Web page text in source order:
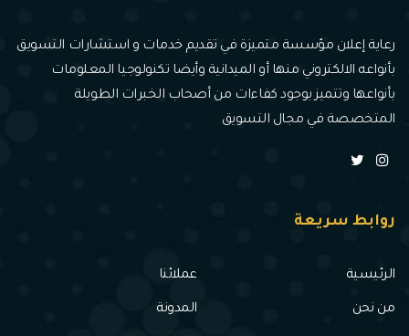
رعاية إعلان مؤسسة متميزة في تقديم خدمات و استشارات التسويق
بأنواعه الالكتروني منها أو الميدانية وأيضا تكنولوجيا المعلومات
بأنواعها وتتميز بوجود كفاءات من أصحاب الخبرات الطويلة
المتخصصة في مجال التسويق
روابط سريعة
الرئيسية
من نحن
عملائنا
المدونة